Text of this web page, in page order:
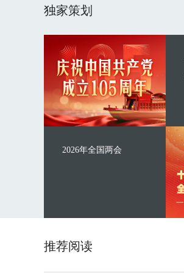
独家策划
2026年全国两会
推荐阅读